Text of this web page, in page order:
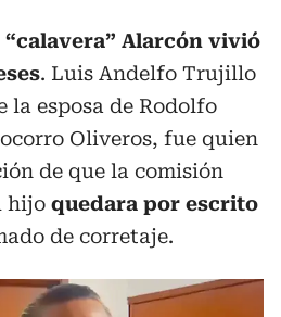
“calavera” Alarcón vivió
. Luis Andelfo Trujillo
la esposa de Rodolfo
Oliveros, fue quien
de que la comisión
hijo quedara por escrito
de corretaje.